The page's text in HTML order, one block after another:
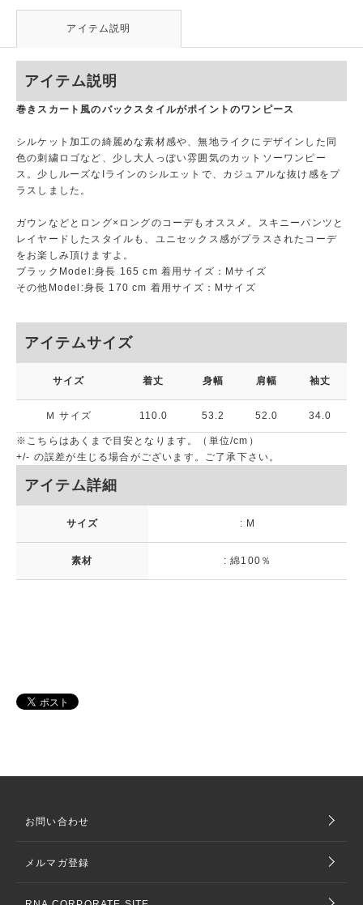
アイテム説明
アイテム説明
巻きスカート風のバックスタイルがポイントのワンピース
シルケット加工の綺麗めな素材感や、無地ライクにデザインした同
色の刺繍ロゴなど、少し大人っぽい雰囲気のカットソーワンピー
ス。少しルーズなIラインのシルエットで、カジュアルな抜け感をプ
ラスしました。
ガウンなどとロング×ロングのコーデもオススメ。スキニーパンツと
レイヤードしたスタイルも、ユニセックス感がプラスされたコーデ
をお楽しみ頂けますよ。
ブラックModel:身長 165 cm 着用サイズ：Mサイズ
その他Model:身長 170 cm 着用サイズ：Mサイズ
アイテムサイズ
サイズ 着丈 身幅 肩幅 袖丈
Ｍ サイズ 110.0 53.2 52.0 34.0
※こちらはあくまで目安となります。（単位/cm）
+/- の誤差が生じる場合がございます。ご了承下さい。
アイテム詳細
サイズ : M
素材 : 綿100％
お問い合わせ
メルマガ登録